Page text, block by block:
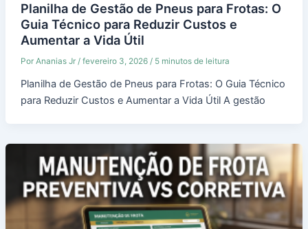
Planilha de Gestão de Pneus para Frotas: O
Guia Técnico para Reduzir Custos e
Aumentar a Vida Útil
Por Ananias Jr / fevereiro 3, 2026 / 5 minutos de leitura
Planilha de Gestão de Pneus para Frotas: O Guia Técnico
para Reduzir Custos e Aumentar a Vida Útil A gestão